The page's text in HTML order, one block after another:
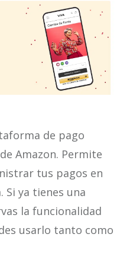
de pago
Amazon. Permite
tus pagos en
Si ya tienes una
la funcionalidad
usarlo tanto como